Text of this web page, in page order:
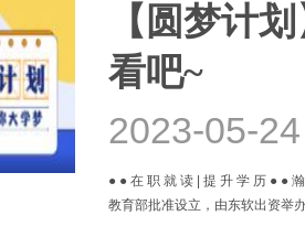
【圆梦计
看吧~
2023-05-24
● ● 在 职 就 读 | 提 升 学 历 ● ●
教育部批准设立，由东软出资举